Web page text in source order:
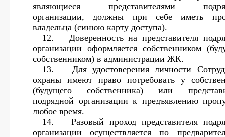
являющиеся представителями
организации, должны при себе иметь
владельца (синюю карту доступа).
12.
Доверенность на представителя
организации оформляется собственником
собственником) в администрации ЖК.
13.
Для удостоверения личности
охраны имеют право потребовать у
(будущего собственника) или
подрядной организации к предъявлению
любое время.
14.
Разовый проход представителя
организации осуществляется по